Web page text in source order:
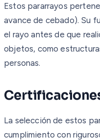
Estos pararrayos
avance de cebado). Su
el rayo antes de que
objetos, como
personas.
La selección de estos
cumplimiento con